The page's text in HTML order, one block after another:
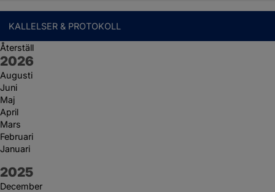
KALLELSER & PROTOKOLL
Återställ
År:
2026
Augusti
Juni
Maj
April
Mars
Februari
Januari
År:
2025
December